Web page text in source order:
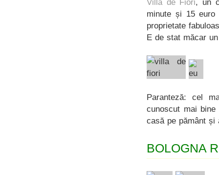
Villa de Fiori, un
minute și 15
proprietate
E de stat măcar
Paranteză: cel
cunoscut mai
casă pe pământ și
BOLOGNA